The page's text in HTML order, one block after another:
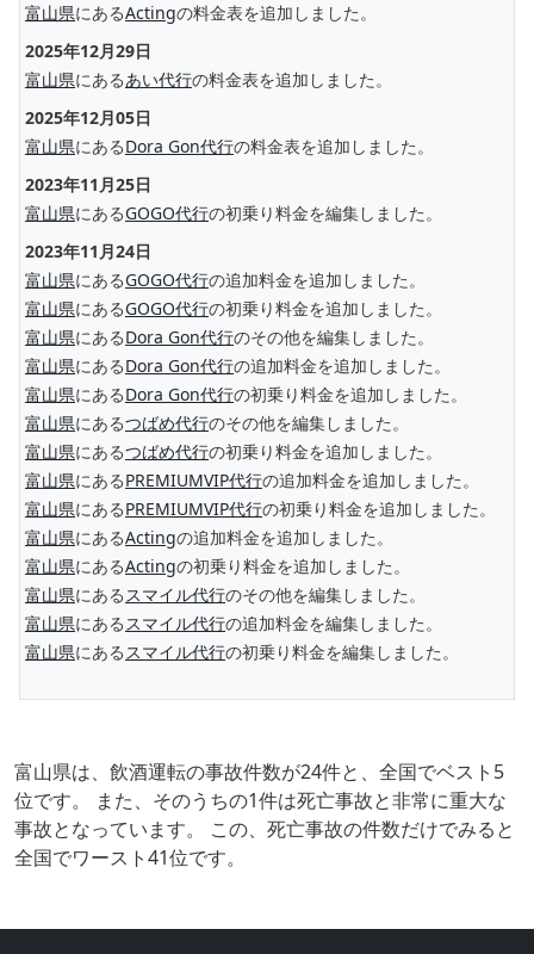
富山県にあるActingの料金表を追加しました。
2025年12月29日
富山県にあるあい代行の料金表を追加しました。
2025年12月05日
富山県にあるDora Gon代行の料金表を追加しました。
2023年11月25日
富山県にあるGOGO代行の初乗り料金を編集しました。
2023年11月24日
富山県にあるGOGO代行の追加料金を追加しました。
富山県にあるGOGO代行の初乗り料金を追加しました。
富山県にあるDora Gon代行のその他を編集しました。
富山県にあるDora Gon代行の追加料金を追加しました。
富山県にあるDora Gon代行の初乗り料金を追加しました。
富山県にあるつばめ代行のその他を編集しました。
富山県にあるつばめ代行の初乗り料金を追加しました。
富山県にあるPREMIUMVIP代行の追加料金を追加しました。
富山県にあるPREMIUMVIP代行の初乗り料金を追加しました。
富山県にあるActingの追加料金を追加しました。
富山県にあるActingの初乗り料金を追加しました。
富山県にあるスマイル代行のその他を編集しました。
富山県にあるスマイル代行の追加料金を編集しました。
富山県にあるスマイル代行の初乗り料金を編集しました。
富山県は、飲酒運転の事故件数が24件と、全国でベスト5
位です。 また、そのうちの1件は死亡事故と非常に重大な
事故となっています。 この、死亡事故の件数だけでみると
全国でワースト41位です。